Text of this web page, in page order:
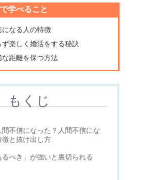
学べること
なる人の特徴
ず楽しく婚活をする秘訣
距離を保つ方法
もくじ
間不信になった？人間不信にな
徴と抜け出し方
るべき」が強いと裏切られる